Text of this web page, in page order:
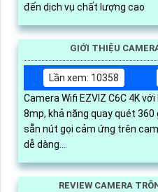
đến dịch vụ chất lượng cao
GIỚI THIỆU
Lần xem: 10358
Camera Wifi EZVIZ C6C 4K
8mp, khả năng quay quét
sẵn nút gọi cảm ứng trên
dễ dàng...
REVIEW CAMERA